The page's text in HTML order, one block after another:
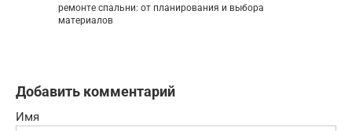
ремонте спальни: от планирования и выбора
материалов
Добавить комментарий
Имя